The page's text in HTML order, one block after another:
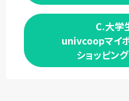
C.大学
univcoopマイ
ショッピン